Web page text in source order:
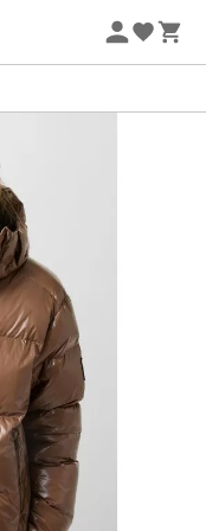
2 producten* met
winterwandeling
Bogner Fire + Ice
thermische
ganzendons en
zonder uw
moderne en
perfect in uw
en functionaliteit
ook praktisch! Met
om alle grillen
passen, terwijl de